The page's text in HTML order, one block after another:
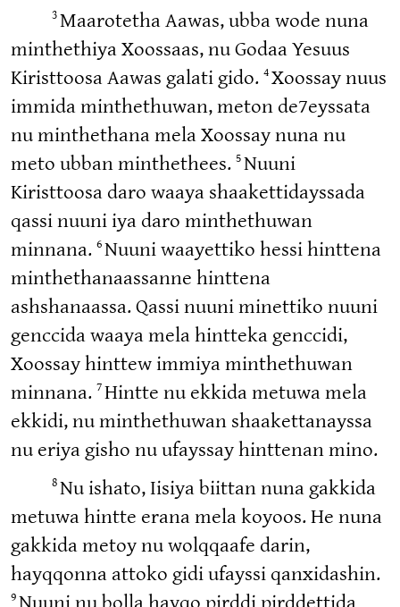
3Maarotetha Aawas, ubba wode nuna
minthethiya Xoossaas, nu Godaa Yesuus
Kiristtoosa Aawas galati gido. 4Xoossay nuus
immida minthethuwan, meton de7eyssata
nu minthethana mela Xoossay nuna nu
meto ubban minthethees. 5Nuuni
Kiristtoosa daro waaya shaakettidayssada
qassi nuuni iya daro minthethuwan
minnana. 6Nuuni waayettiko hessi hinttena
minthethanaassanne hinttena
ashshanaassa. Qassi nuuni minettiko nuuni
genccida waaya mela hintteka genccidi,
Xoossay hinttew immiya minthethuwan
minnana. 7Hintte nu ekkida metuwa mela
ekkidi, nu minthethuwan shaakettanayssa
nu eriya gisho nu ufayssay hinttenan mino.
8Nu ishato, Iisiya biittan nuna gakkida
metuwa hintte erana mela koyoos. He nuna
gakkida metoy nu wolqqaafe darin,
hayqqonna attoko gidi ufayssi qanxidashin.
9